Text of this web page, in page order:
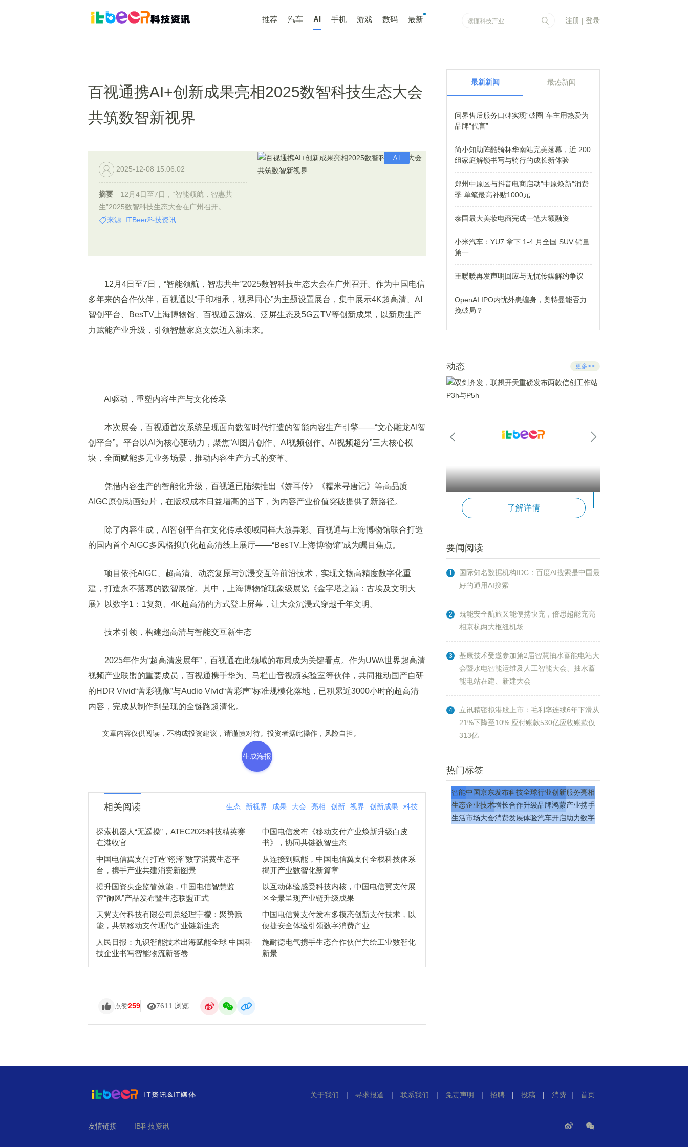
推荐 汽车 AI 手机 游戏 数码 最新 注册 | 登录
百视通携AI+创新成果亮相2025数智科技生态大会
共筑数智新视界
AI
2025-12-08 15:06:02
摘要
12月4日至7日，“智能领航，智惠共
生”2025数智科技生态大会在广州召开。
来源: ITBeer科技资讯
12月4日至7日，“智能领航，智惠共生”2025数智科技生态大会在广州召开。作为中国电信
多年来的合作伙伴，百视通以“手印相承，视界同心”为主题设置展台，集中展示4K超高清、AI
智创平台、BesTV上海博物馆、百视通云游戏、泛屏生态及5G云TV等创新成果，以新质生产
力赋能产业升级，引领智慧家庭文娱迈入新未来。
AI驱动，重塑内容生产与文化传承
本次展会，百视通首次系统呈现面向数智时代打造的智能内容生产引擎——“文心雕龙AI智
创平台”。平台以AI为核心驱动力，聚焦“AI图片创作、AI视频创作、AI视频超分”三大核心模
块，全面赋能多元业务场景，推动内容生产方式的变革。
凭借内容生产的智能化升级，百视通已陆续推出《娇耳传》《糯米寻唐记》等高品质
AIGC原创动画短片，在版权成本日益增高的当下，为内容产业价值突破提供了新路径。
除了内容生成，AI智创平台在文化传承领域同样大放异彩。百视通与上海博物馆联合打造
的国内首个AIGC多风格拟真化超高清线上展厅——“BesTV上海博物馆”成为瞩目焦点。
项目依托AIGC、超高清、动态复原与沉浸交互等前沿技术，实现文物高精度数字化重
建，打造永不落幕的数智展馆。其中，上海博物馆现象级展览《金字塔之巅：古埃及文明大
展》以数字1：1复刻、4K超高清的方式登上屏幕，让大众沉浸式穿越千年文明。
技术引领，构建超高清与智能交互新生态
2025年作为“超高清发展年”，百视通在此领域的布局成为关键看点。作为UWA世界超高清
视频产业联盟的重要成员，百视通携手华为、马栏山音视频实验室等伙伴，共同推动国产自研
的HDR Vivid“菁彩视像”与Audio Vivid“菁彩声”标准规模化落地，已积累近3000小时的超高清
内容，完成从制作到呈现的全链路超清化。
文章内容仅供阅读，不构成投资建议，请谨慎对待。投资者据此操作，风险自担。
生成海报
相关阅读 生态 新视界 成果 大会 亮相 创新 视界 创新成果 科技
探索机器人“无遥操”，ATEC2025科技精英赛
在港收官
中国电信发布《移动支付产业焕新升级白皮
书》，协同共链数智生态
中国电信翼支付打造“翎泽”数字消费生态平
台，携手产业共建消费新图景
从连接到赋能，中国电信翼支付全栈科技体系
揭开产业数智化新篇章
提升国资央企监管效能，中国电信智慧监
管“御风”产品发布暨生态联盟正式
以互动体验感受科技内核，中国电信翼支付展
区全景呈现产业链升级成果
天翼支付科技有限公司总经理宁檬：聚势赋
能，共筑移动支付现代产业链新生态
中国电信翼支付发布多模态创新支付技术，以
便捷安全体验引领数字消费产业
人民日报：九识智能技术出海赋能全球 中国科
技企业书写智能物流新答卷
施耐德电气携手生态合作伙伴共绘工业数智化
新景
点赞259 7611 浏览
最新新闻 最热新闻
问界售后服务口碑实现“破圈”车主用热爱为
品牌“代言”
简小知助阵酷骑杯华南站完美落幕，近 200
组家庭解锁书写与骑行的成长新体验
郑州中原区与抖音电商启动"中原焕新"消费
季 单笔最高补贴1000元
泰国最大美妆电商完成一笔大额融资
小米汽车：YU7 拿下 1-4 月全国 SUV 销量
第一
王暖暖再发声明回应与无忧传媒解约争议
OpenAI IPO内忧外患缠身，奥特曼能否力
挽破局？
动态 更多>>
了解详情
要闻阅读
1
国际知名数据机构IDC：百度AI搜索是中国最
好的通用AI搜索
2
既能安全航旅又能便携快充，倍思超能充亮
相京杭两大枢纽机场
3
基康技术受邀参加第2届智慧抽水蓄能电站大
会暨水电智能运维及人工智能大会、抽水蓄
能电站在建、新建大会
4
立讯精密拟港股上市：毛利率连续6年下滑从
21%下降至10% 应付账款530亿应收账款仅
313亿
热门标签
智能中国京东发布科技全球行业创新服务亮相
生态企业技术增长合作升级品牌鸿蒙产业携手
生活市场大会消费发展体验汽车开启助力数字
关于我们 | 寻求报道 | 联系我们 | 免责声明 | 招聘 | 投稿 | 消费 | 首页
友情链接 IB科技资讯